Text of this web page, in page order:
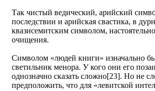
Так чистый ведический, арийский
последствии и арийская свастика, в
квазисемитским символом,
очищения.
Символом «людей книги» изначально
светильник менора. У кого они его
однозначно сказать сложно[23]. Но не
предположить, что для «левитской